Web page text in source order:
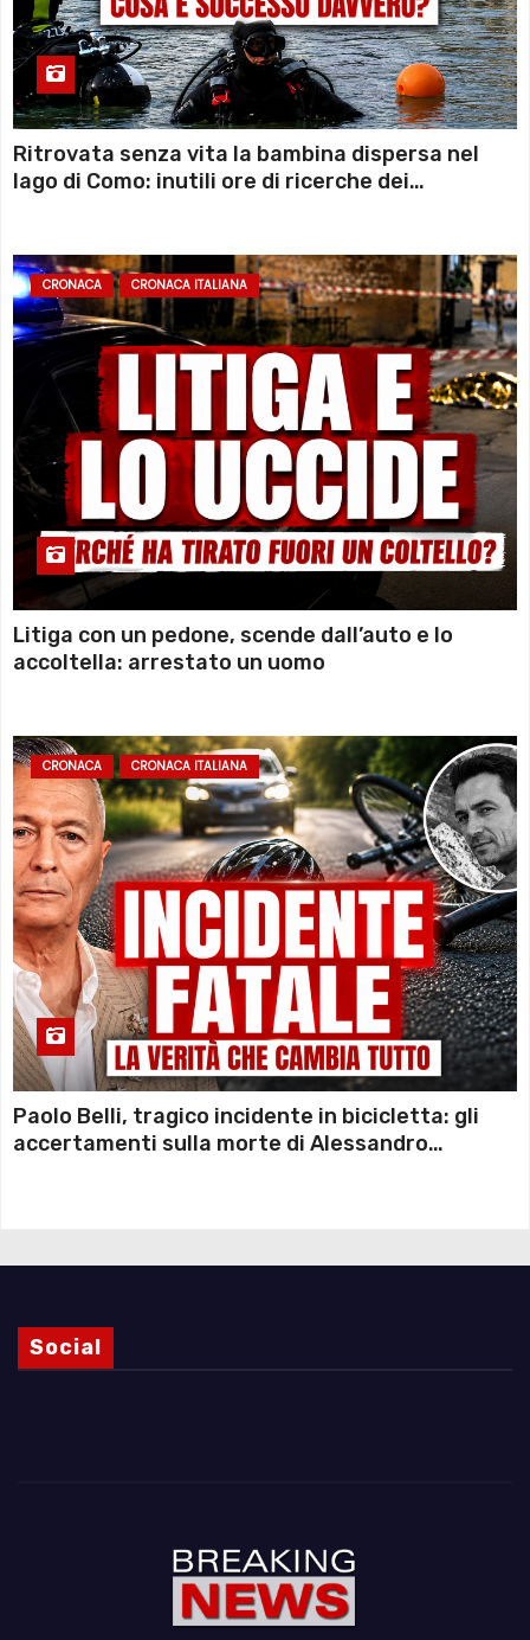
Ritrovata senza vita la bambina dispersa nel
lago di Como: inutili ore di ricerche dei
CRONACA CRONACA ITALIANA
Litiga con un pedone, scende dall’auto e lo
accoltella: arrestato un uomo
CRONACA CRONACA ITALIANA
Paolo Belli, tragico incidente in bicicletta: gli
accertamenti sulla morte di Alessandro
Social